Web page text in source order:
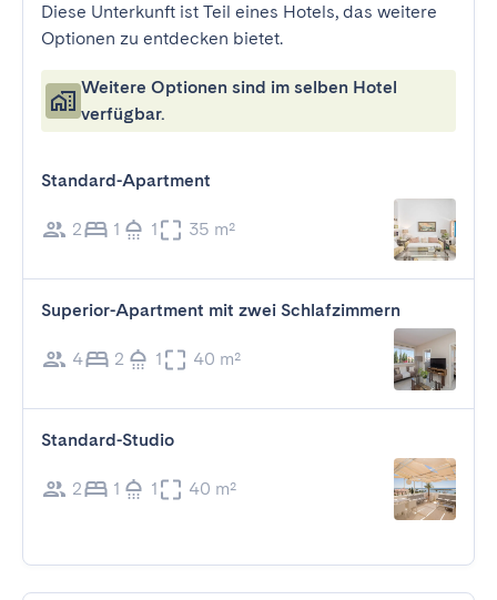
Diese Unterkunft ist Teil eines Hotels, das weitere
Optionen zu entdecken bietet.
Weitere Optionen sind im selben Hotel
verfügbar.
Standard-Apartment
2 1 1 35 m²
Superior-Apartment mit zwei Schlafzimmern
4 2 1 40 m²
Standard-Studio
2 1 1 40 m²